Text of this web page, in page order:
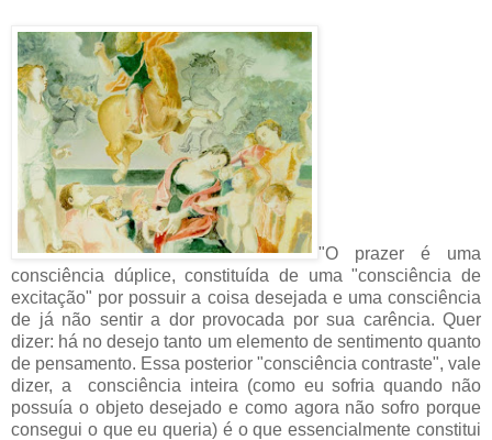
"O prazer é uma
consciência dúplice, constituída de uma "consciência de
excitação" por possuir a coisa desejada e uma consciência
de já não sentir a dor provocada por sua carência. Quer
dizer: há no desejo tanto um elemento de sentimento quanto
de pensamento. Essa posterior "consciência contraste", vale
dizer, a consciência inteira (como eu sofria quando não
possuía o objeto desejado e como agora não sofro porque
consegui o que eu queria) é o que essencialmente constitui